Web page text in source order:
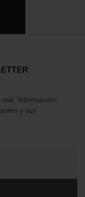
Información,
y sus